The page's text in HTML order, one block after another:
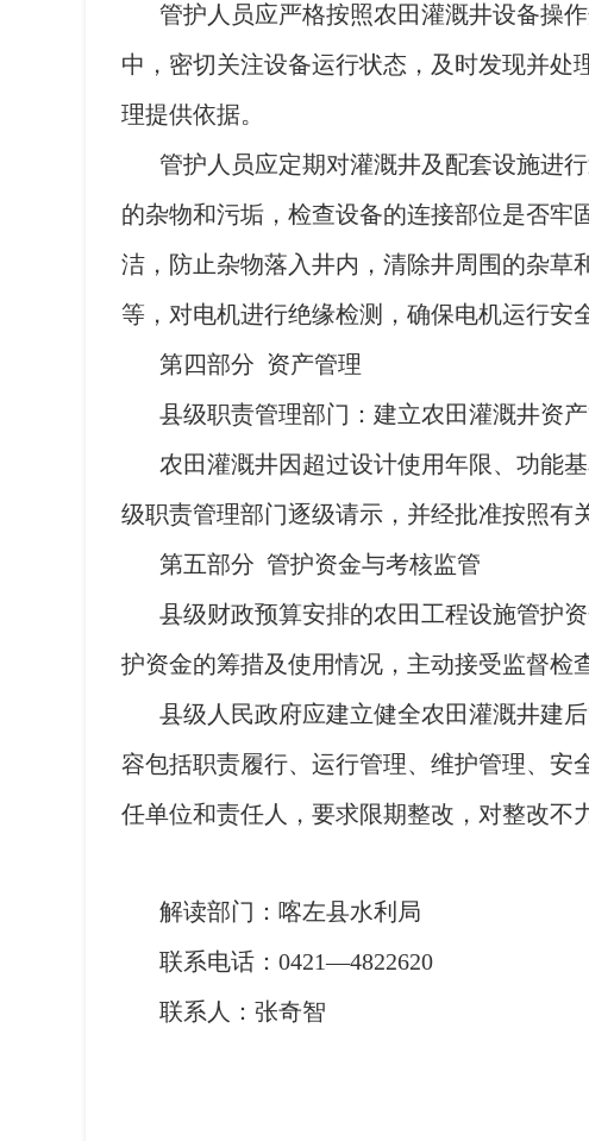
管护人员应严格按照农田灌溉井设备操
中，密切关注设备运行状态，及时发现并
理提供依据。
管护人员应定期对灌溉井及配套设施进
的杂物和污垢，检查设备的连接部位是否
洁，防止杂物落入井内，清除井周围的杂草
等，对电机进行绝缘检测，确保电机运行安
第四部分 资产管理
县级职责管理部门：建立农田灌溉井资
农田灌溉井因超过设计使用年限、功能
级职责管理部门逐级请示，并经批准按照有
第五部分 管护资金与考核监管
县级财政预算安排的农田工程设施管护
护资金的筹措及使用情况，主动接受监督检
县级人民政府应建立健全农田灌溉井建
容包括职责履行、运行管理、维护管理、安
任单位和责任人，要求限期整改，对整改不
解读部门：喀左县水利局
联系电话：0421—4822620
联系人：张奇智